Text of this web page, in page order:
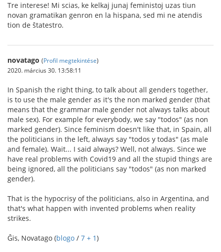
Tre interese! Mi scias, ke kelkaj junaj feministoj uzas tiun
novan gramatikan genron en la hispana, sed mi ne atendis
tion de ŝtatestro.
novatago (Profil megtekintése)
2020. március 30. 13:58:11
In Spanish the right thing, to talk about all genders together,
is to use the male gender as it's the non marked gender (that
means that the grammar male gender not always talks about
male sex). For example for everybody, we say "todos" (as non
marked gender). Since feminism doesn't like that, in Spain, all
the politicians in the left, always say "todos y todas" (as male
and female). Wait... I said always? Well, not always. Since we
have real problems with Covid19 and all the stupid things are
being ignored, all the politicians say "todos" (as non marked
gender).
That is the hypocrisy of the politicians, also in Argentina, and
that's what happen with invented problems when reality
strikes.
Ĝis, Novatago (blogo / 7 + 1)